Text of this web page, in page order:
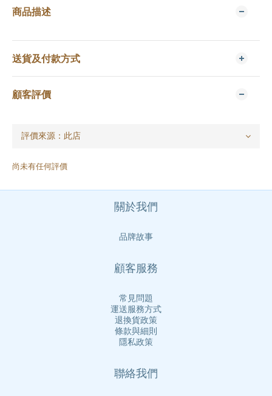
商品描述
送貨及付款方式
顧客評價
尚未有任何評價
關於我們
品牌故事
顧客服務
常見問題
運送服務方式
退換貨政策
條款與細則
隱私政策
聯絡我們